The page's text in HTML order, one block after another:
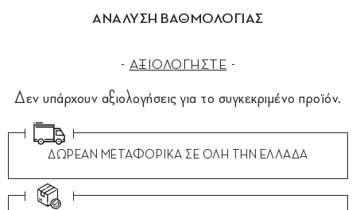
ΑΝΑΛΥΣΗ ΒΑΘΜΟΛΟΓΙΑΣ
ΑΞΙΟΛΟΓΗΣΤΕ
Δεν υπάρχουν αξιολογήσεις για το συγκεκριμένο προϊόν.
ΔΩΡΕΑΝ ΜΕΤΑΦΟΡΙΚΑ ΣΕ ΟΛΗ ΤΗΝ ΕΛΛΑΔΑ